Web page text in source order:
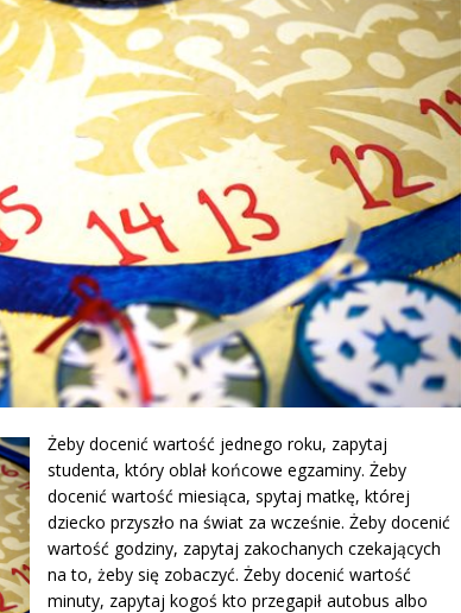
Żeby docenić wartość jednego roku, zapytaj
studenta, który oblał końcowe egzaminy. Żeby
docenić wartość miesiąca, spytaj matkę, której
dziecko przyszło na świat za wcześnie. Żeby docenić
wartość godziny, zapytaj zakochanych czekających
na to, żeby się zobaczyć. Żeby docenić wartość
minuty, zapytaj kogoś kto przegapił autobus albo